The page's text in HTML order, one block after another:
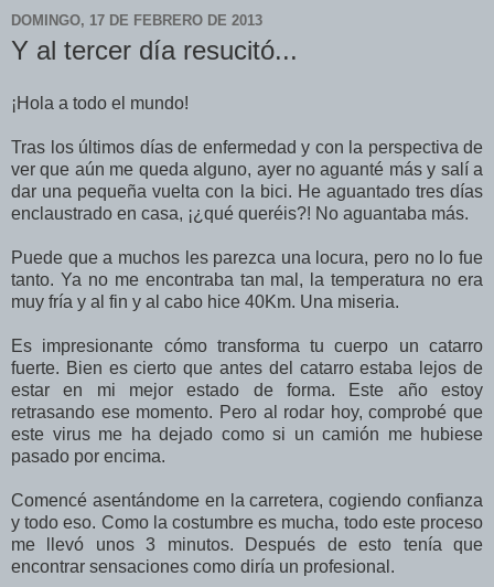
DOMINGO, 17 DE FEBRERO DE 2013
Y al tercer día resucitó...
¡Hola a todo el mundo!
Tras los últimos días de enfermedad y con la perspectiva de
ver que aún me queda alguno, ayer no aguanté más y salí a
dar una pequeña vuelta con la bici. He aguantado tres días
enclaustrado en casa, ¡¿qué queréis?! No aguantaba más.
Puede que a muchos les parezca una locura, pero no lo fue
tanto. Ya no me encontraba tan mal, la temperatura no era
muy fría y al fin y al cabo hice 40Km. Una miseria.
Es impresionante cómo transforma tu cuerpo un catarro
fuerte. Bien es cierto que antes del catarro estaba lejos de
estar en mi mejor estado de forma. Este año estoy
retrasando ese momento. Pero al rodar hoy, comprobé que
este virus me ha dejado como si un camión me hubiese
pasado por encima.
Comencé asentándome en la carretera, cogiendo confianza
y todo eso. Como la costumbre es mucha, todo este proceso
me llevó unos 3 minutos. Después de esto tenía que
encontrar sensaciones como diría un profesional.